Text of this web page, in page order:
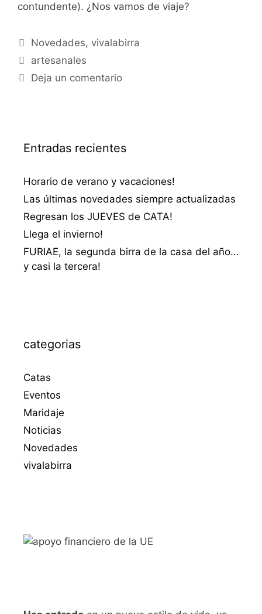
contundente). ¿Nos vamos de viaje?
Categorías
Novedades, vivalabirra
Etiquetas
artesanales
Deja un comentario
Entradas recientes
Horario de verano y vacaciones!
Las últimas novedades siempre actualizadas
Regresan los JUEVES de CATA!
Llega el invierno!
FURIAE, la segunda birra de la casa del año…
y casi la tercera!
categorias
Catas
Eventos
Maridaje
Noticias
Novedades
vivalabirra